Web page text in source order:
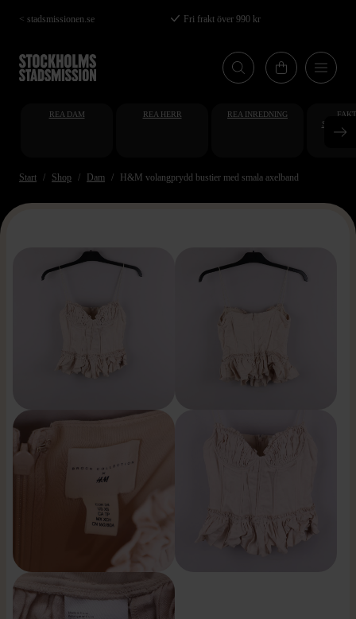
Hoppa
till
huvudinnehåll
< stadsmissionen.se Fri frakt över 990 kr
REA DAM REA HERR REA INREDNING
Start Shop Dam H&M volangprydd bustier med smala axelband